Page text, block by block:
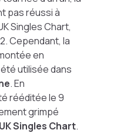
pas réussi à
Singles Chart,
Cependant, la
en
utilisée dans
. En
rééditée le 9
grimpé
Singles Chart.